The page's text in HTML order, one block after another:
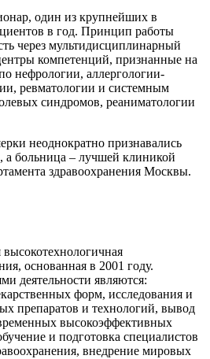
один из крупнейших в
в год. Принцип работы
через мультидисциплинарный
компетенций, признанные на
нефрологии, аллергологии-
ревматологии и системным
синдромов, реаниматологии
неоднократно признавались
больница – лучшей клиникой
здравоохранения Москвы.
основанная в 2001 году.
деятельности являются:
форм, исследования и
препаратов и технологий, вывод
высокоэффективных
и подготовка специалистов
внедрение мировых